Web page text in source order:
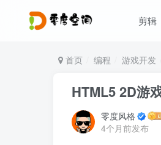
剪辑
首页 编程 游戏开发
HTML5 2D游
零度风格
4个月前发布